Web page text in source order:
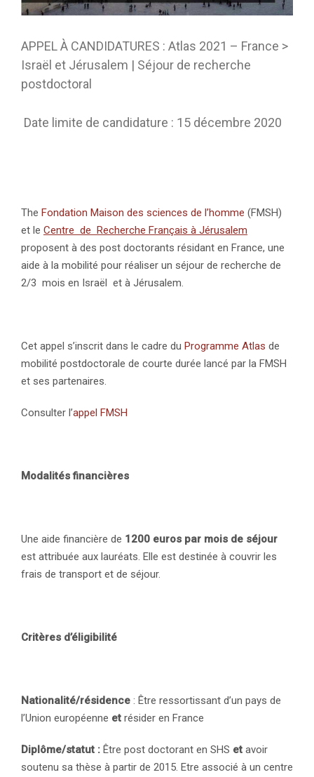
APPEL À CANDIDATURES : Atlas 2021 – France >
Israël et Jérusalem | Séjour de recherche
postdoctoral
Date limite de candidature : 15 décembre 2020
The Fondation Maison des sciences de l’homme (FMSH)
et le Centre de Recherche Français à Jérusalem
proposent à des post doctorants résidant en France, une
aide à la mobilité pour réaliser un séjour de recherche de
2/3 mois en Israël et à Jérusalem.
Cet appel s’inscrit dans le cadre du Programme Atlas de
mobilité postdoctorale de courte durée lancé par la FMSH
et ses partenaires.
Consulter l’appel FMSH
Modalités financières
Une aide financière de 1200 euros par mois de séjour
est attribuée aux lauréats. Elle est destinée à couvrir les
frais de transport et de séjour.
Critères d’éligibilité
Nationalité/résidence : Être ressortissant d’un pays de
l’Union européenne et résider en France
Diplôme/statut : Être post doctorant en SHS et avoir
soutenu sa thèse à partir de 2015. Etre associé à un centre